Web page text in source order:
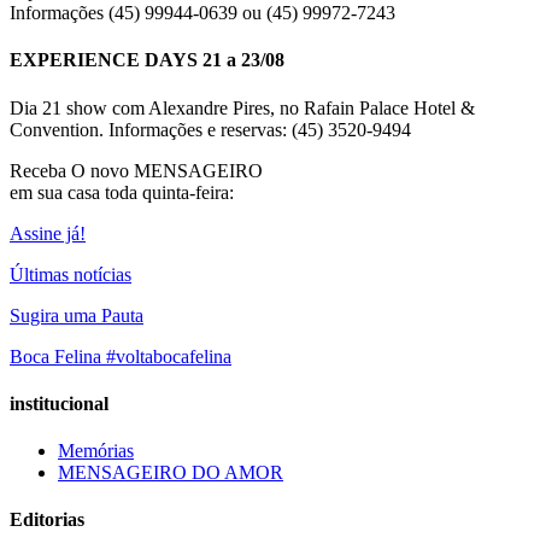
Informações (45) 99944-0639 ou (45) 99972-7243
EXPERIENCE DAYS 21 a 23/08
Dia 21 show com Alexandre Pires, no Rafain Palace Hotel &
Convention. Informações e reservas: (45) 3520-9494
Receba O novo MENSAGEIRO
em sua casa toda quinta-feira:
Assine já!
Últimas notícias
Sugira uma Pauta
Boca Felina #voltabocafelina
institucional
Memórias
MENSAGEIRO DO AMOR
Editorias